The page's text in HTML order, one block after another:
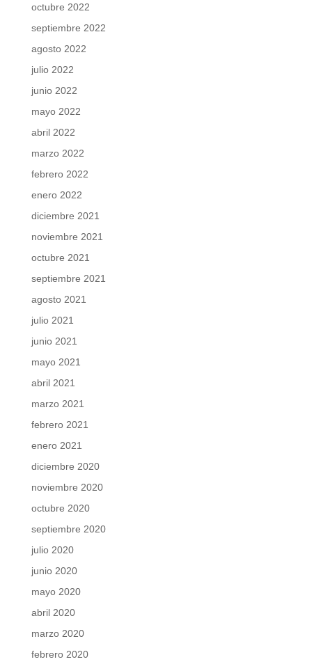
octubre 2022
septiembre 2022
agosto 2022
julio 2022
junio 2022
mayo 2022
abril 2022
marzo 2022
febrero 2022
enero 2022
diciembre 2021
noviembre 2021
octubre 2021
septiembre 2021
agosto 2021
julio 2021
junio 2021
mayo 2021
abril 2021
marzo 2021
febrero 2021
enero 2021
diciembre 2020
noviembre 2020
octubre 2020
septiembre 2020
julio 2020
junio 2020
mayo 2020
abril 2020
marzo 2020
febrero 2020